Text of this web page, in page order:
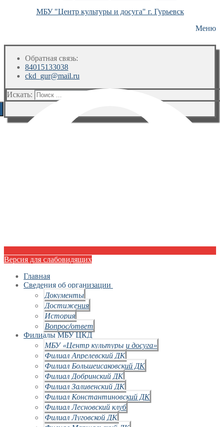
МБУ "Центр культуры и досуга" г. Гурьевск
Меню
Обратная связь:
84015133038
ckd_gur@mail.ru
Искать:
Версия для слабовидящих
Главная
Сведения об организации
Документы
Достижения
История
Вопрос/ответ
Филиалы МБУ ЦКД
МБУ «Центр культуры и досуга»
Филиал Апрелевский ДК
Филиал Большеисаковский ДК
Филиал Добринский ДК
Филиал Заливенский ДК
Филиал Константиновский ДК
Филиал Лесновский клуб
Филиал Луговской ДК